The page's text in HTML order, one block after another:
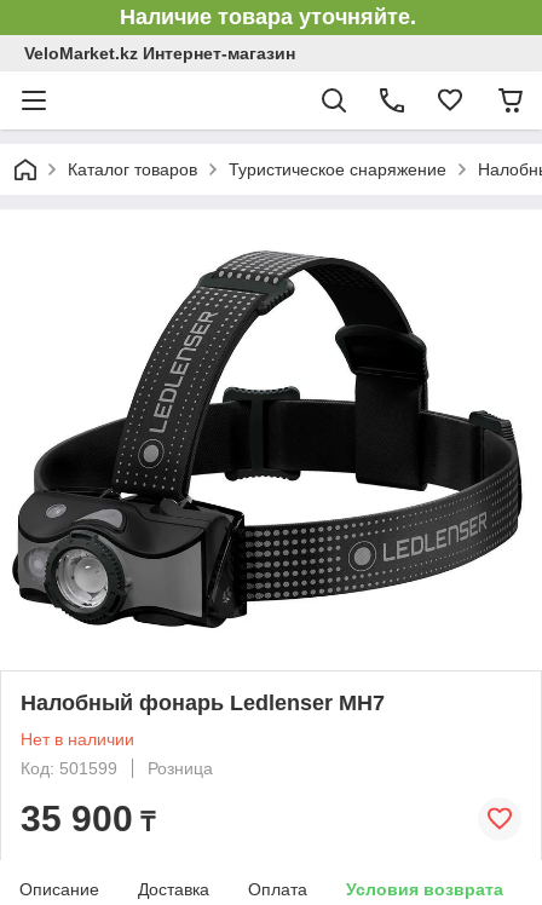
Наличие товара уточняйте.
VeloMarket.kz Интернет-магазин
Каталог товаров Туристическое снаряжение
Налобный фонарь Ledlenser MH7
Нет в наличии
Код: 501599
Розница
35 900 ₸
Описание Доставка Оплата Условия возврата